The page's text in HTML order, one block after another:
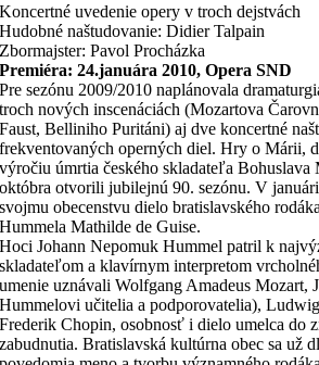
Koncertné uvedenie opery v troch dejstvách
Hudobné naštudovanie: Didier Talpain
Zbormajster: Pavol Procházka
Premiéra: 24.januára 2010, Opera SND
Pre sezónu 2009/2010 naplánovala
troch nových inscenáciách (Mozartova
Faust, Belliniho Puritáni) aj dve koncertné
frekventovaných operných diel. Hry o Márii,
výročiu úmrtia českého skladateľa Bohuslava
októbra otvorili jubilejnú 90. sezónu. V
svojmu obecenstvu dielo bratislavského
Hummela Mathilde de Guise.
Hoci Johann Nepomuk Hummel patril k
skladateľom a klavírnym interpretom
umenie uznávali Wolfgang Amadeus Mozart,
Hummelovi učitelia a podporovatelia),
Frederik Chopin, osobnosť i dielo umelca do
zabudnutia. Bratislavská kultúrna obec sa už